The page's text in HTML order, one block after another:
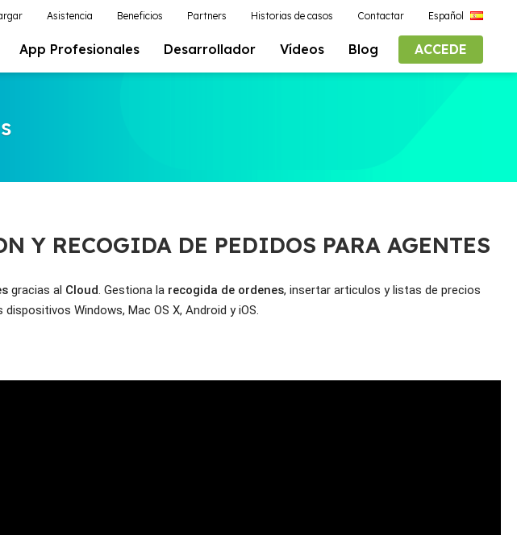
Asistencia Beneficios Partners Historias de casos Contactar Español
App Profesionales Desarrollador Vídeos Blog ACCEDE
Y RECOGIDA DE PEDIDOS PARA AGENTES
gracias al Cloud. Gestiona la recogida de ordenes, insertar articulos y listas de precios
Windows, Mac OS X, Android y iOS.